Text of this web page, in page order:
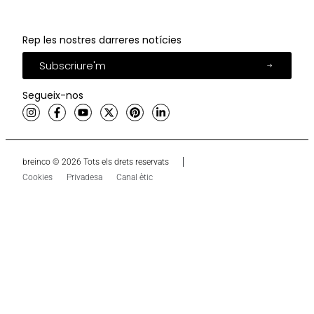
Rep les nostres darreres notícies
Subscriure'm
Segueix-nos
breinco © 2026 Tots els drets reservats
Cookies
Privadesa Canal ètic